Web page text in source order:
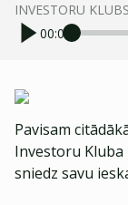
INVESTORU KLUBS
00:00
Pavisam
Investoru
sniedz savu